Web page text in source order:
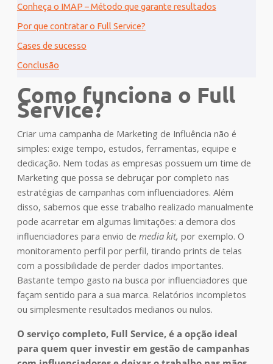
Conheça o IMAP – Método que garante resultados
Por que contratar o Full Service?
Cases de sucesso
Conclusão
Como funciona o Full
Service?
Criar uma campanha de Marketing de Influência não é
simples: exige tempo, estudos, ferramentas, equipe e
dedicação. Nem todas as empresas possuem um time de
Marketing que possa se debruçar por completo nas
estratégias de campanhas com influenciadores. Além
disso, sabemos que esse trabalho realizado manualmente
pode acarretar em algumas limitações: a demora dos
influenciadores para envio de media kit, por exemplo. O
monitoramento perfil por perfil, tirando prints de telas
com a possibilidade de perder dados importantes.
Bastante tempo gasto na busca por influenciadores que
façam sentido para a sua marca. Relatórios incompletos
ou simplesmente resultados medianos ou nulos.
O serviço completo, Full Service, é a opção ideal
para quem quer investir em gestão de campanhas